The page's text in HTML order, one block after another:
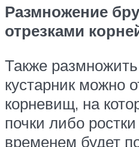
Размножение
отрезками
Также
кустарник можно
корневищ, на
почки либо
временем будет